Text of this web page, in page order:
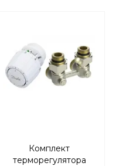
Комплект
терморегулятора